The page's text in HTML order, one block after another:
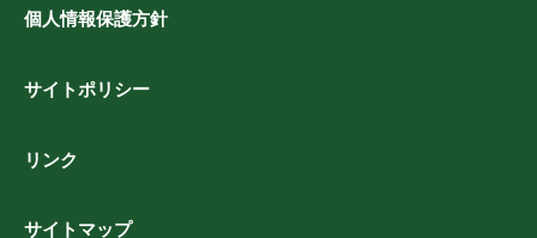
個人情報保護方針
サイトポリシー
リンク
サイトマップ